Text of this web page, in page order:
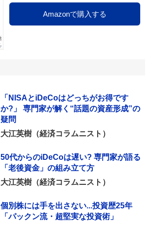
Amazonで購入する
「NISAとiDeCoはどっちがお得です
か?」 専門家が解く“話題の資産形成”の
疑問
大江英樹（経済コラムニスト）
50代からのiDeCoは遅い? 専門家が語る
「老後資金」の組み立て方
大江英樹（経済コラムニスト）
個別株には手を出さない...投資歴25年
「パックン流・超堅実な投資術」